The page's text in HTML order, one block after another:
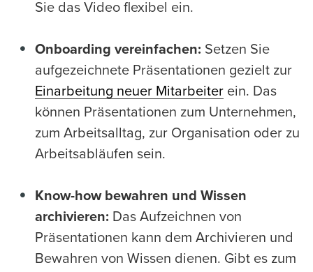
Sie das Video flexibel ein.
Onboarding vereinfachen: Setzen Sie
aufgezeichnete Präsentationen gezielt zur
Einarbeitung neuer Mitarbeiter ein. Das
können Präsentationen zum Unternehmen,
zum Arbeitsalltag, zur Organisation oder zu
Arbeitsabläufen sein.
Know-how bewahren und Wissen
archivieren: Das Aufzeichnen von
Präsentationen kann dem Archivieren und
Bewahren von Wissen dienen. Gibt es zum